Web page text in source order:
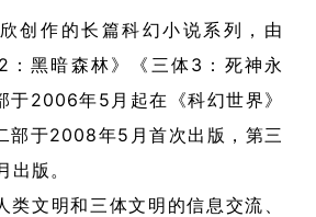
创作的长篇科幻小说系列，由
：黑暗森林》《三体3：死神永
于2006年5月起在《科幻世界》
部于2008年5月首次出版，第三
出版。
类文明和三体文明的信息交流、